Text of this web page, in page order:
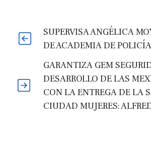
SUPERVISA ANGÉLICA
DE ACADEMIA DE POLICÍA
GARANTIZA GEM
DESARROLLO DE LAS
CON LA ENTREGA DE LA
CIUDAD MUJERES: